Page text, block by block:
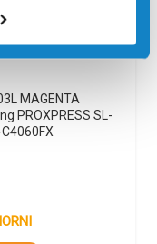
MAGENTA
PROXPRESS SL-